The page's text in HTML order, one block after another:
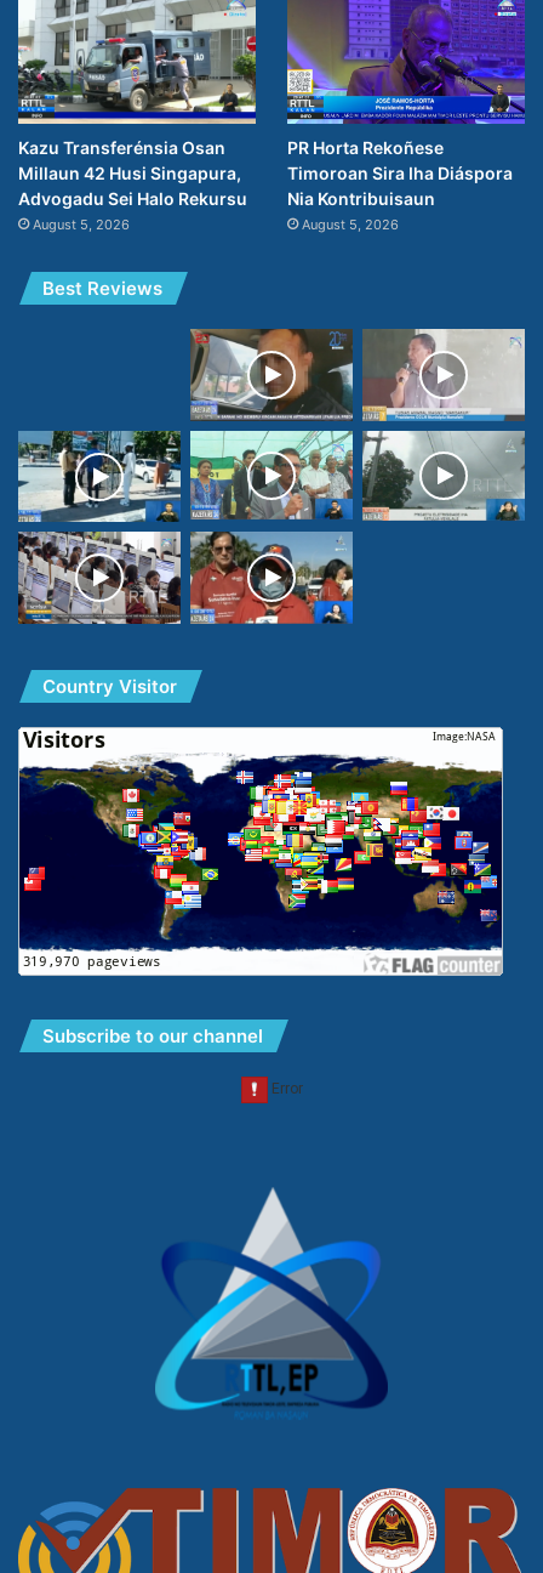
Kazu Transferénsia Osan
Millaun 42 Husi Singapura,
Advogadu Sei Halo Rekursu
August 5, 2026
PR Horta Rekoñese
Timoroan Sira Iha Diáspora
Nia Kontribuisaun
August 5, 2026
Best Reviews
Country Visitor
Subscribe to our channel